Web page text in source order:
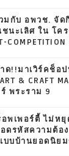
มกับ อพวช. จัด
นะเลิศ ใน โคร
ด!!มาเวิร์คช็อ
& CRAFT
ร์ พระราม 9
อพเพอร์ตี้ ไม่ห
ดรหัสความต้อ
บบบ้านยอดนิย